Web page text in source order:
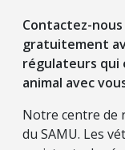
Contactez-nous
gratuitement
régulateurs qui
animal avec
Notre centre de
du SAMU. Les